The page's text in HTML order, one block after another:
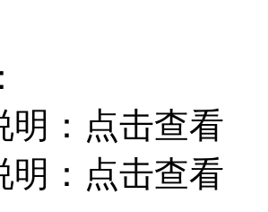
： 点击查看
： 点击查看